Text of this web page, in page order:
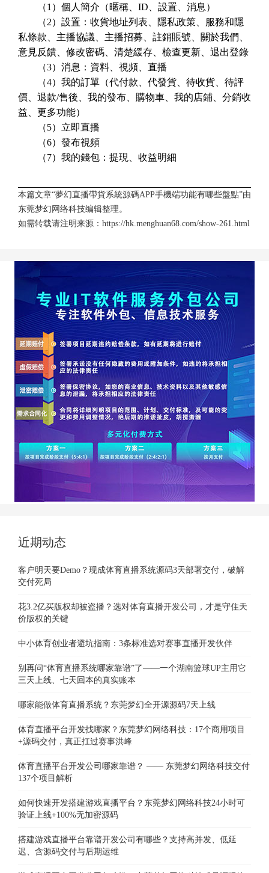
（1）個人簡介（暱稱、ID、設置、消息）
（2）設置：收貨地址列表、隱私政策、服務和隱
私條款、主播協議、主播招募、註銷賬號、關於我們、
意見反饋、修改密碼、清楚緩存、檢查更新、退出登錄
（3）消息：資料、視頻、直播
（4）我的訂單（代付款、代發貨、待收貨、待評
價、退款/售後、我的發布、購物車、我的店鋪、分銷收
益、更多功能）
（5）立即直播
（6）發布視頻
（7）我的錢包：提現、收益明細
本篇文章“夢幻直播帶貨系統源碼APP手機端功能有哪些盤點”由
东莞梦幻网络科技编辑整理。
如需转载请注明来源： https://hk.menghuan68.com/show-261.html
近期动态
客户明天要Demo？现成体育直播系统源码3天部署交付，破解
交付死局
花3.2亿买版权却被盗播？选对体育直播开发公司，才是守住天
价版权的关键
中小体育创业者避坑指南：3条标准选对赛事直播开发伙伴
别再问“体育直播系统哪家靠谱”了——一个湖南篮球UP主用它
三天上线、七天回本的真实账本
哪家能做体育直播系统？东莞梦幻全开源源码7天上线
体育直播平台开发找哪家？东莞梦幻网络科技：17个商用项目
+源码交付，真正扛过赛事洪峰
体育直播平台开发公司哪家靠谱？ —— 东莞梦幻网络科技交付
137个项目解析
如何快速开发搭建游戏直播平台？东莞梦幻网络科技24小时可
验证上线+100%无加密源码
搭建游戏直播平台靠谱开发公司有哪些？支持高并发、低延
迟、含源码交付与后期运维